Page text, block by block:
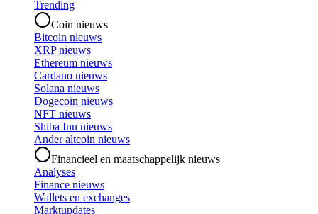
Trending
Coin nieuws
Bitcoin nieuws
XRP nieuws
Ethereum nieuws
Cardano nieuws
Solana nieuws
Dogecoin nieuws
NFT nieuws
Shiba Inu nieuws
Ander altcoin nieuws
Financieel en maatschappelijk nieuws
Analyses
Finance nieuws
Wallets en exchanges
Marktupdates